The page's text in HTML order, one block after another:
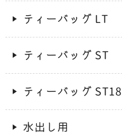
ティーバッグ LT
ティーバッグ ST
ティーバッグ ST18
水出し用